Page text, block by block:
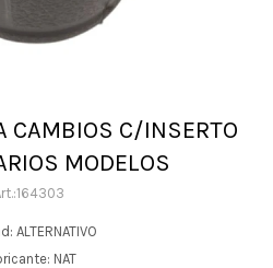
CAMBIOS C/INSERTO
MODELOS
164303
ALTERNATIVO
NAT